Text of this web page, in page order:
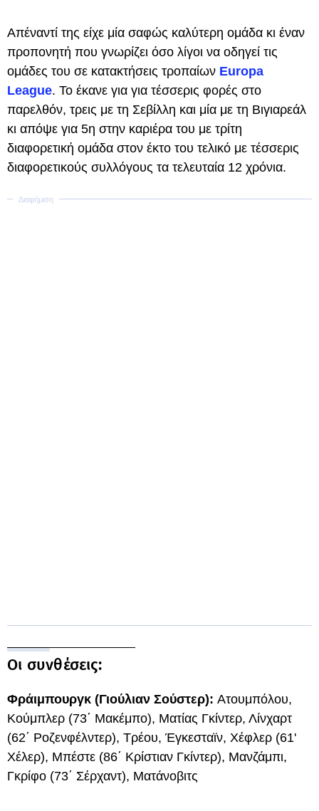
Απέναντί της είχε μία σαφώς καλύτερη ομάδα κι έναν
προπονητή που γνωρίζει όσο λίγοι να οδηγεί τις
ομάδες του σε κατακτήσεις τροπαίων Europa
League. Το έκανε για για τέσσερις φορές στο
παρελθόν, τρεις με τη Σεβίλλη και μία με τη Βιγιαρεάλ
κι απόψε για 5η στην καριέρα του με τρίτη
διαφορετική ομάδα στον έκτο του τελικό με τέσσερις
διαφορετικούς συλλόγους τα τελευταία 12 χρόνια.
Οι συνθέσεις:
Φράιμπουργκ (Γιούλιαν Σούστερ): Ατουμπόλου,
Κούμπλερ (73΄ Μακέμπο), Ματίας Γκίντερ, Λίνχαρτ
(62΄ Ροζενφέλντερ), Τρέου, Έγκεσταϊν, Χέφλερ (61'
Χέλερ), Μπέστε (86΄ Κρίστιαν Γκίντερ), Μανζάμπι,
Γκρίφο (73΄ Σέρχαντ), Ματάνοβιτς